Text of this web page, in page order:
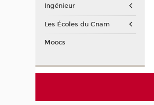
Ingénieur
Les Écoles du Cnam
Moocs